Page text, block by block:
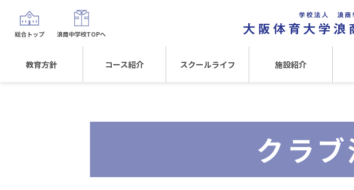
教育方針 コース紹介 スクールライフ 施設紹介
総合トップ 浪商中学校TOPへ
クラ